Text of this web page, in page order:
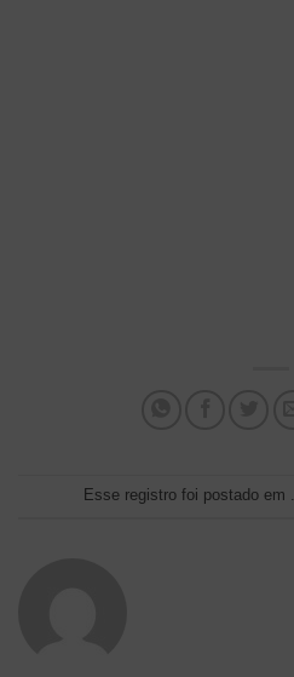
Esse registro foi postado em .